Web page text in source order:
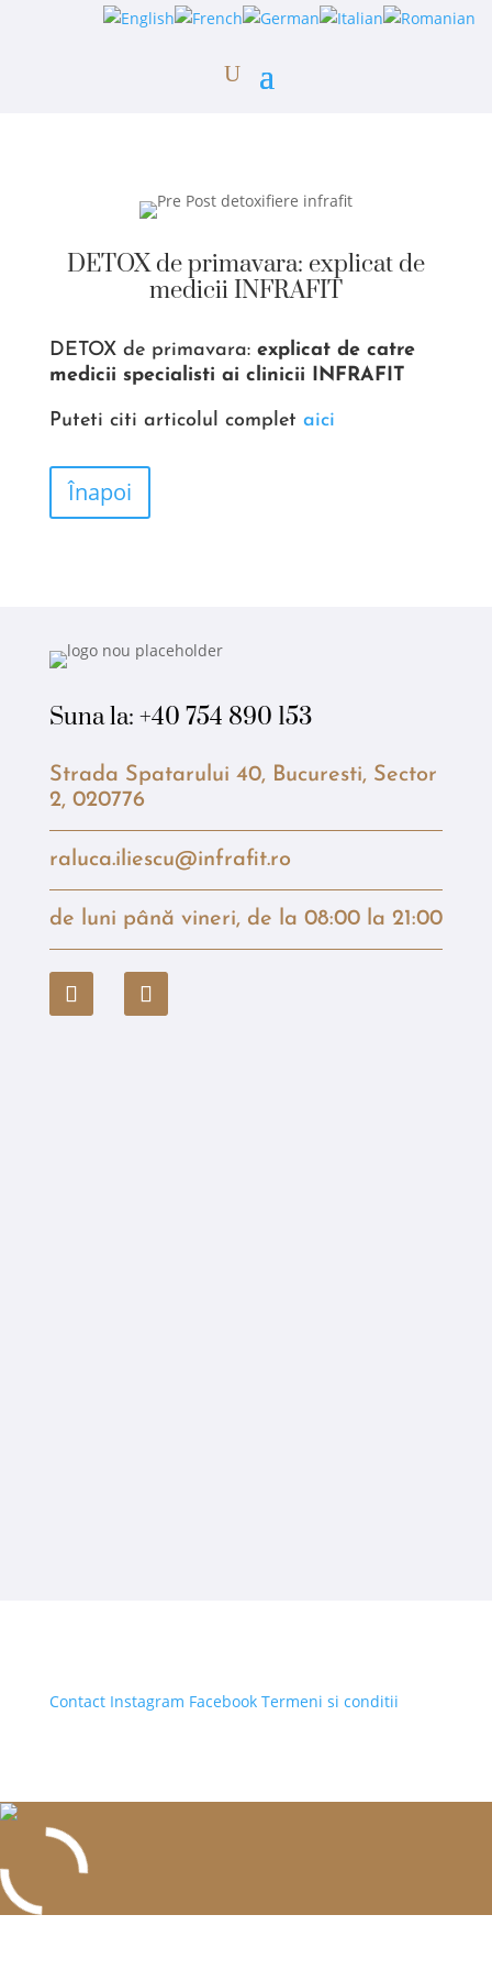
DETOX de primavara: explicat de
medicii INFRAFIT
DETOX de primavara: explicat de catre
medicii specialisti ai clinicii INFRAFIT
Puteti citi articolul complet aici
Înapoi
Suna la: +40 754 890 153
Strada Spatarului 40, Bucuresti, Sector
2, 020776
raluca.iliescu@infrafit.ro
de luni până vineri, de la 08:00 la 21:00
Contact Instagram Facebook Termeni si conditii